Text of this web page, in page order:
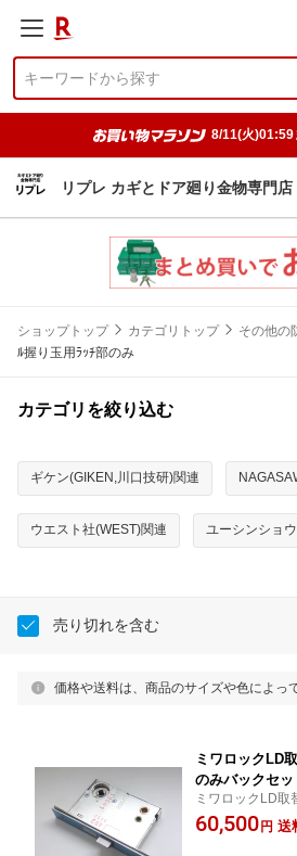
8/11(火)01:59
リプレ カギとドア廻り金物専門店
ショップトップ カテゴリトップ その他の
ﾙ握り玉用ﾗｯﾁ部のみ
カテゴリを絞り込む
ギケン(GIKEN,川口技研)関連
ウエスト社(WEST)関連 ユーシンショ
売り切れを含む
価格や送料は、商品のサイズや色によっ
ミワロックLD
のみバックセ
ワ 美和☆ LD
☆☆
ミワロックLD取
バックセット64
60,500 円 送